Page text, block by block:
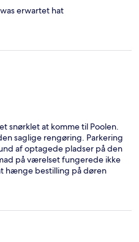
erwartet hat
snørklet at komme til Poolen.
saglige rengøring. Parkering
af optagede pladser på den
på værelset fungerede ikke
hænge bestilling på døren